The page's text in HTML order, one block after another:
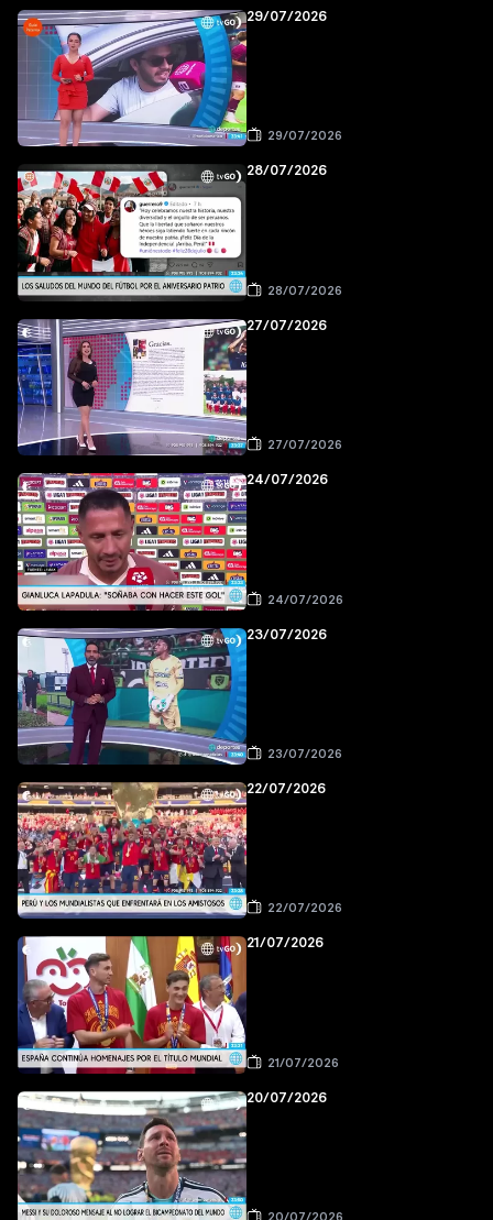
29/07/2026
29/07/2026
28/07/2026
28/07/2026
27/07/2026
27/07/2026
24/07/2026
24/07/2026
23/07/2026
23/07/2026
22/07/2026
22/07/2026
21/07/2026
21/07/2026
20/07/2026